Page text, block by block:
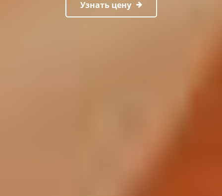
Узнать цену